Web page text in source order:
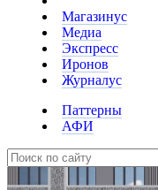
Магазинус
Медиа
Экспресс
Иронов
Журналус
Паттерны
АФИ